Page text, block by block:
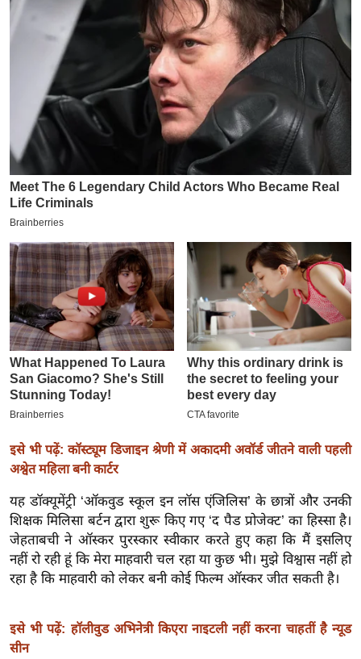
खे
P
L
2
0
6
क्रा
इ
म
ई
-
पे
प
मि
सा
ल
बे
मि
सा
श
ख्सि
इसे भी पढ़ें: कॉस्ट्यूम डिजाइन श्रेणी में अकादमी अवॉर्ड जीतने वाली पहली
अश्वेत महिला बनी कार्टर
यह डॉक्यूमेंट्री ‘ऑकवुड स्कूल इन लॉस एंजिलिस’ के छात्रों और उनकी
शिक्षक मिलिसा बर्टन द्वारा शुरू किए गए ‘द पैड प्रोजेक्ट’ का हिस्सा है।
जेहताबची ने ऑस्कर पुरस्कार स्वीकार करते हुए कहा कि मैं इसलिए
नहीं रो रही हूं कि मेरा माहवारी चल रहा या कुछ भी। मुझे विश्वास नहीं हो
रहा है कि माहवारी को लेकर बनी कोई फिल्म ऑस्कर जीत सकती है।
इसे भी पढ़ें: हॉलीवुड अभिनेत्री किएरा नाइटली नहीं करना चाहतीं है न्यूड
सीन